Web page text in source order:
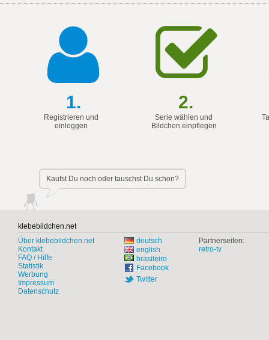
1.
Registrieren und
einloggen
2.
Serie wählen und
Bildchen einpflegen
Kaufst Du noch oder tauschst Du schon?
klebebildchen.net
Über klebebildchen.net
Kontakt
FAQ / Hilfe
Statistik
Werbung
Impressum
Datenschutz
deutsch
english
brasileiro
Facebook
Twitter
Partnerseiten:
retro-tv